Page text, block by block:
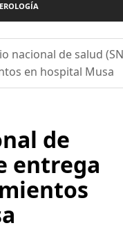
nacional de salud
en hospital Musa
de
entrega